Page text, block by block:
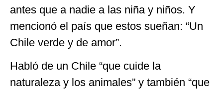
antes que a nadie a las niña y niños. Y
mencionó el país que estos sueñan: “Un
Chile verde y de amor”.
Habló de un Chile “que cuide la
naturaleza y los animales” y también “que